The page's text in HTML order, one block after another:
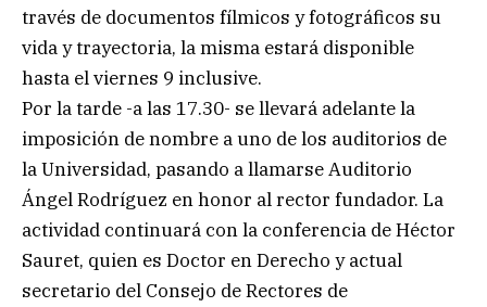
través de documentos fílmicos y fotográficos su
vida y trayectoria, la misma estará disponible
hasta el viernes 9 inclusive.
Por la tarde -a las 17.30- se llevará adelante la
imposición de nombre a uno de los auditorios de
la Universidad, pasando a llamarse Auditorio
Ángel Rodríguez en honor al rector fundador. La
actividad continuará con la conferencia de Héctor
Sauret, quien es Doctor en Derecho y actual
secretario del Consejo de Rectores de